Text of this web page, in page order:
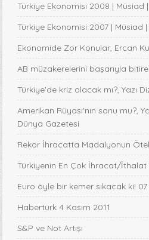
Türkiye Ekonomisi 2008 | Müsiad
Türkiye Ekonomisi 2007 | Müsiad
Ekonomide Zor Konular, Ercan
AB müzakerelerini başarıyla
Türkiye'de kriz olacak mı?, Yazı
Amerikan Rüyası'nın sonu mu?,
Dünya Gazetesi
Rekor İhracatta Madalyonun
Türkiyenin En Çok İhracat/İthalat
Euro öyle bir kemer sıkacak ki!
Habertürk 4 Kasım 2011
S&P ve Not Artışı